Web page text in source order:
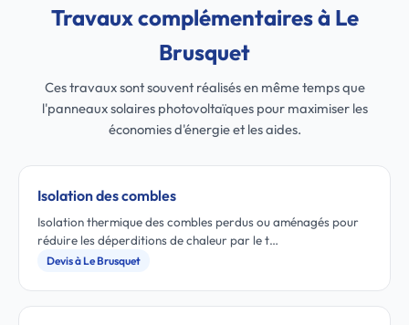
Travaux complémentaires à Le
Brusquet
Ces travaux sont souvent réalisés en même temps que
l'panneaux solaires photovoltaïques pour maximiser les
économies d'énergie et les aides.
Isolation des combles
Isolation thermique des combles perdus ou aménagés pour
réduire les déperditions de chaleur par le t…
Devis à Le Brusquet